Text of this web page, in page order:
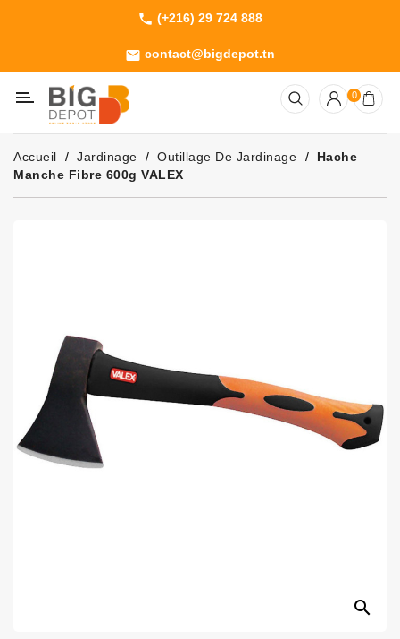
phone (+216) 29 724 888
email contact@bigdepot.tn
Machines
Outillage
Jardinage
Consommables
0
Accueil Jardinage Outillage De Jardinage
Hache
Manche Fibre 600g VALEX
search